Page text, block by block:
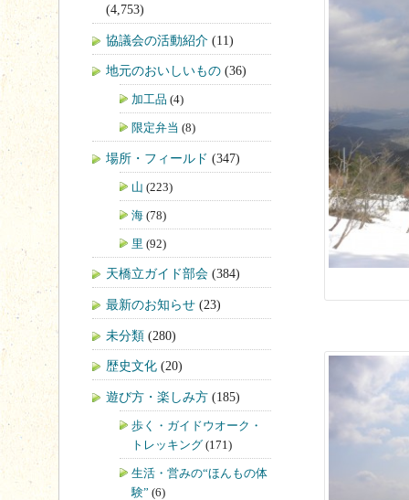
(4,753)
協議会の活動紹介 (11)
地元のおいしいもの (36)
加工品 (4)
限定弁当 (8)
場所・フィールド (347)
山 (223)
海 (78)
里 (92)
天橋立ガイド部会 (384)
最新のお知らせ (23)
未分類 (280)
歴史文化 (20)
遊び方・楽しみ方 (185)
歩く・ガイドウオーク・
トレッキング (171)
生活・営みの“ほんもの体
験” (6)